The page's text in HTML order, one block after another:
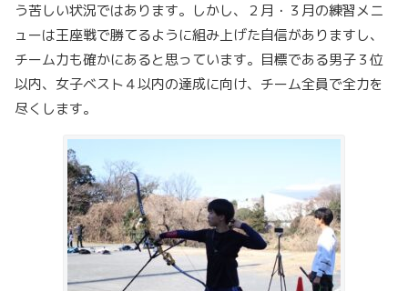
う苦しい状況ではあります。しかし、２月・３月の練習メニ
ューは王座戦で勝てるように組み上げた自信がありますし、
チーム力も確かにあると思っています。目標である男子３位
以内、女子ベスト４以内の達成に向け、チーム全員で全力を
尽くします。